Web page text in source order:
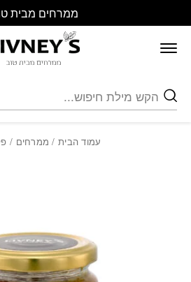
ממרחים מבית
חיפוש
עמוד הבית/ ממרחים /